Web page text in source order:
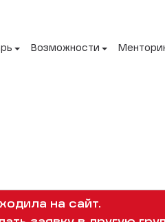
Возможности
на сайт.